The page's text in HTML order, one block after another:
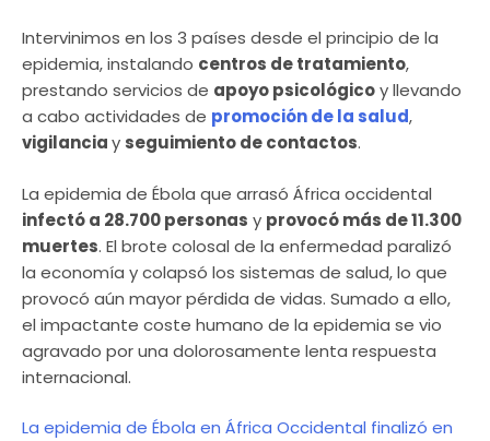
Intervinimos en los 3 países desde el principio de la
epidemia, instalando centros de tratamiento,
prestando servicios de apoyo psicológicoy llevando
a cabo actividades de promoción de la salud,
vigilanciay seguimiento de contactos.
La epidemia de Ébola que arrasó África occidental
infectó a 28.700 personas y provocó más de 11.300
muertes. El brote colosal de la enfermedad paralizó
la economía y colapsó los sistemas de salud, lo que
provocó aún mayor pérdida de vidas. Sumado a ello,
el impactante coste humano de la epidemia se vio
agravado por una dolorosamente lenta respuesta
internacional.
La epidemia de Ébola en África Occidental finalizó en